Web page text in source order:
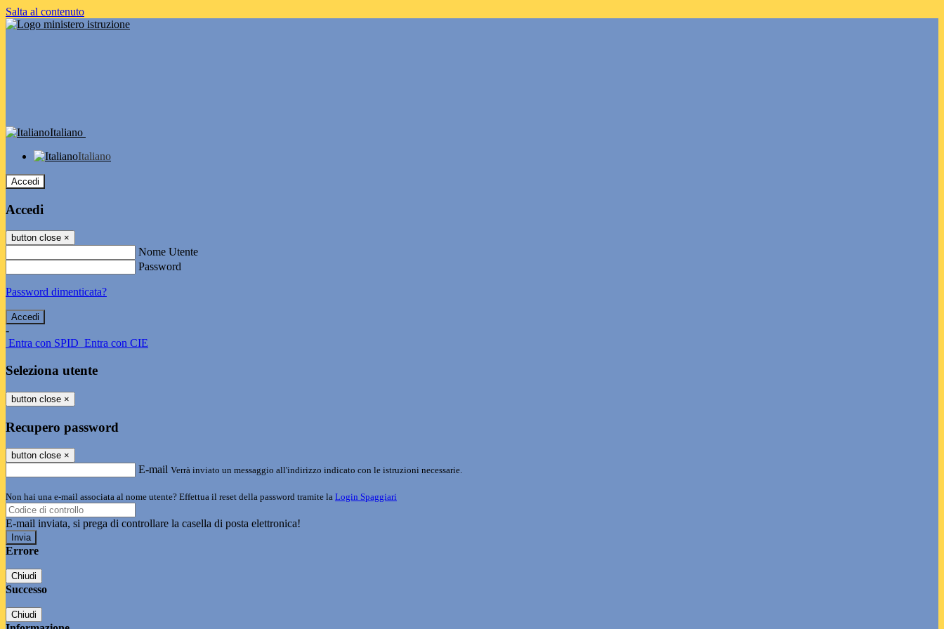
Salta al contenuto
Italiano
Italiano
Accedi
Accedi
button close ×
Nome Utente
Password
Password dimenticata?
-
Entra con SPID Entra con CIE
Seleziona utente
button close ×
Recupero password
button close ×
E-mail Verrà inviato un messaggio all'indirizzo indicato con le istruzioni necessarie.
Non hai una e-mail associata al nome utente? Effettua il reset della password tramite la Login Spaggiari
E-mail inviata, si prega di controllare la casella di posta elettronica!
Errore
Chiudi
Successo
Chiudi